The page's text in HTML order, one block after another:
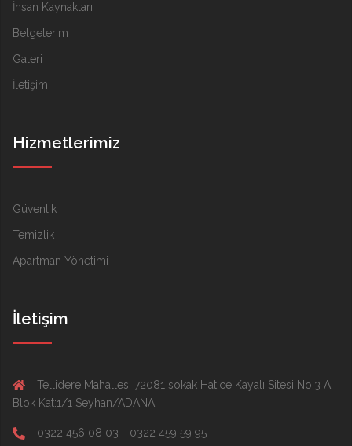
İnsan Kaynakları
Belgelerim
Galeri
İletişim
Hizmetlerimiz
Güvenlik
Temizlik
Apartman Yönetimi
İletişim
Tellidere Mahallesi 72081 sokak Hatice Kayalı Sitesi No:3 A
Blok Kat:1/1 Seyhan/ADANA
0322 456 08 03 - 0322 459 59 95